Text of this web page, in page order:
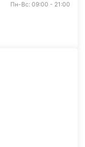
Пн-Вс: 09:00 - 21:00